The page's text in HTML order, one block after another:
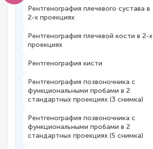
Рентгенография плечевого сустава в
2-х проекциях
Рентгенография плечевой кости в 2-х
проекциях
Рентгенография кисти
Рентгенография позвоночника с
функциональными пробами в 2
стандартных проекциях (3 снимка)
Рентгенография позвоночника с
функциональными пробами в 2
стандартных проекциях (5 снимка)